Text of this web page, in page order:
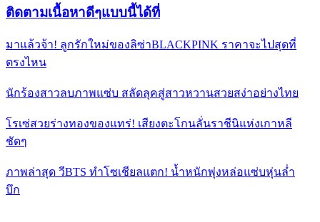
ติดตามเนื้อหาดีๆแบบนี้ได้ที่
มาแล้วจ้า! ลูกรักใหม่ของลิซ่าBLACKPINK ราคาจะไปสุดที่
ตรงไหน
นักร้องสาวลบภาพแซ่บ สลัดลุคสู่สาวหวานสวยสง่าอย่างไทย
โรเซ่สวยร่างทองของแทร่! เสียงตะโกนลั่นราชีนิแห่งเกาหลี
ชัดๆ
ภาพล่าสุด วีBTS ทำโซเชียลแตก! น้ำหนักพุ่งหล่อแซ่บหุ่นล่ำ
บึก